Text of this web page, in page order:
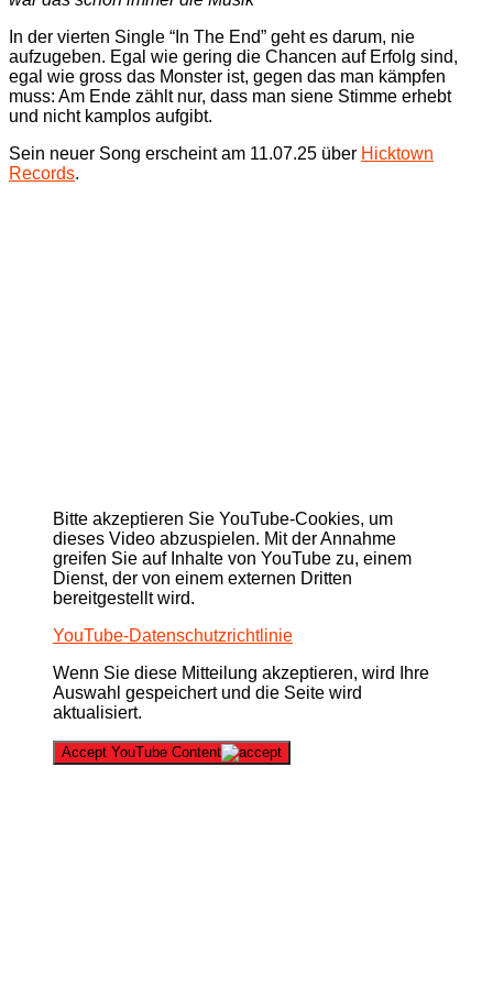
In der vierten Single “In The End” geht es darum, nie
aufzugeben. Egal wie gering die Chancen auf Erfolg sind,
egal wie gross das Monster ist, gegen das man kämpfen
muss: Am Ende zählt nur, dass man siene Stimme erhebt
und nicht kamplos aufgibt.
Sein neuer Song erscheint am 11.07.25 über Hicktown
Records.
Bitte akzeptieren Sie YouTube-Cookies, um
dieses Video abzuspielen. Mit der Annahme
greifen Sie auf Inhalte von YouTube zu, einem
Dienst, der von einem externen Dritten
bereitgestellt wird.
YouTube-Datenschutzrichtlinie
Wenn Sie diese Mitteilung akzeptieren, wird Ihre
Auswahl gespeichert und die Seite wird
aktualisiert.
Accept YouTube Content